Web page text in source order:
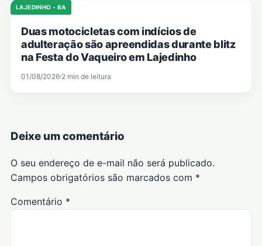
LAJEDINHO - BA
Duas motocicletas com indícios de
adulteração são apreendidas durante blitz
na Festa do Vaqueiro em Lajedinho
01/08/2026 2 min de leitura
Deixe um comentário
O seu endereço de e-mail não será publicado.
Campos obrigatórios são marcados com *
Comentário *